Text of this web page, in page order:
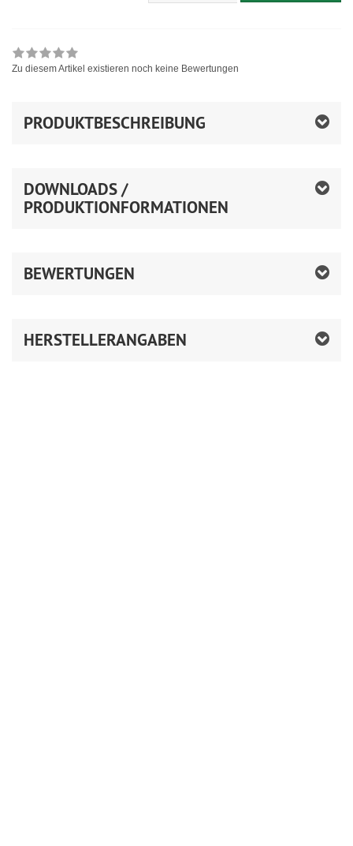
Zu diesem Artikel existieren noch keine Bewertungen
PRODUKTBESCHREIBUNG
DOWNLOADS /
PRODUKTIONFORMATIONEN
BEWERTUNGEN
HERSTELLERANGABEN